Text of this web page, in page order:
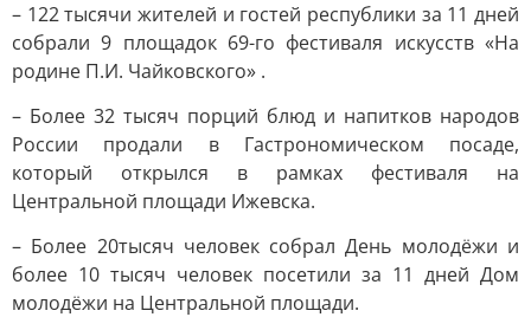
– 122 тысячи жителей и гостей республики за 11 дней
собрали 9 площадок 69-го фестиваля искусств «На
родине П.И. Чайковского» .
– Более 32 тысяч порций блюд и напитков народов
России продали в Гастрономическом посаде,
который открылся в рамках фестиваля на
Центральной площади Ижевска.
– Более 20тысяч человек собрал День молодёжи и
более 10 тысяч человек посетили за 11 дней Дом
молодёжи на Центральной площади.